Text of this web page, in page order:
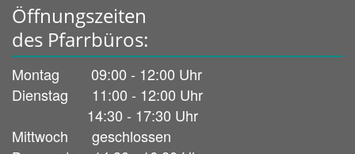
Öffnungszeiten
des Pfarrbüros:
Montag 09:00 - 12:00 Uhr
Dienstag 11:00 - 12:00 Uhr
14:30 - 17:30 Uhr
Mittwoch geschlossen